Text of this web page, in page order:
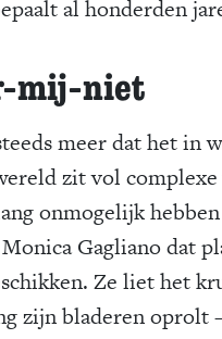
al honderden
mij-niet
meer dat het in
zit vol
onmogelijk hebben
Gagliano dat
Ze liet het
zijn bladeren oprolt